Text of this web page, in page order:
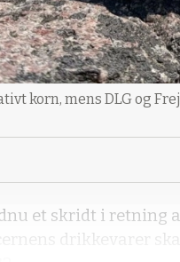
korn, mens DLG og
et skridt i retning
drikkevarer